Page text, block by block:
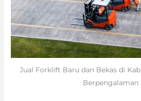
Jual Forklift Baru dan Bekas di
Berpengalaman